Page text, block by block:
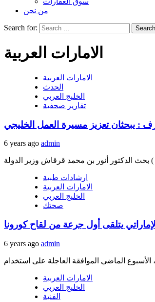
من نحن
Search for:
الامارات العربية
الامارات العربية
الحدث
الخليج العربي
تقارير صحفية
: يبحثان تعزيز مسيرة العمل الخليجي
6 years ago admin
ارشادات طبية
الامارات العربية
الخليج العربي
صحتك
يتلقى أول جرعة من لقاح كورونا
6 years ago admin
الامارات العربية
الخليج العربي
الفنية